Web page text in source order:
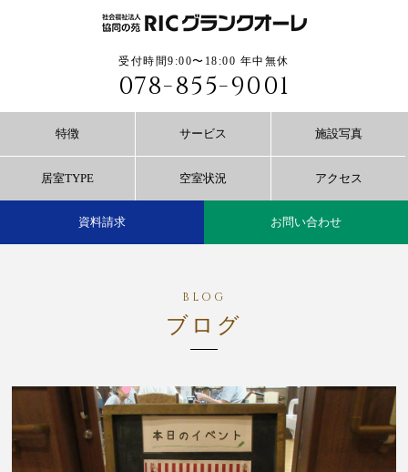
受付時間9:00〜18:00 年中無休
078-855-9001
特徴 サービス 施設写真
居室TYPE 空室状況 アクセス
資料請求 お問い合わせ
ブログ